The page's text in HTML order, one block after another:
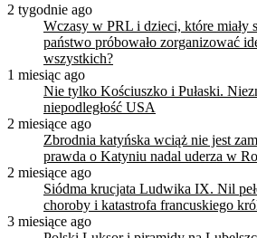
2 tygodnie ago
Wczasy w PRL i dzieci, które miały
państwo próbowało zorganizować
wszystkich?
1 miesiąc ago
Nie tylko Kościuszko i Pułaski.
niepodległość USA
2 miesiące ago
Zbrodnia katyńska wciąż nie jest
prawda o Katyniu nadal uderza w
2 miesiące ago
Siódma krucjata Ludwika IX. Nil
choroby i katastrofa francuskiego
3 miesiące ago